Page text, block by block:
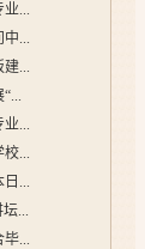
业...
...
...
...
校...
日...
坛...
毕...